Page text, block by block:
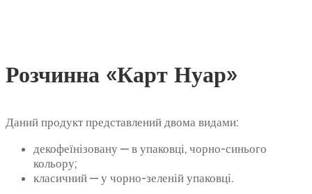
Розчинна «Карт Нуар»
Даний продукт представлений двома видами:
декофеїнізовану — в упаковці, чорно-синього
кольору;
класичний — у чорно-зеленій упаковці.